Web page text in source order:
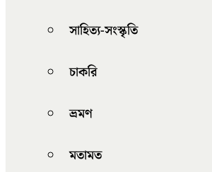
সাহিত্য-সংস্কৃতি
চাকরি
ভ্রমণ
মতামত